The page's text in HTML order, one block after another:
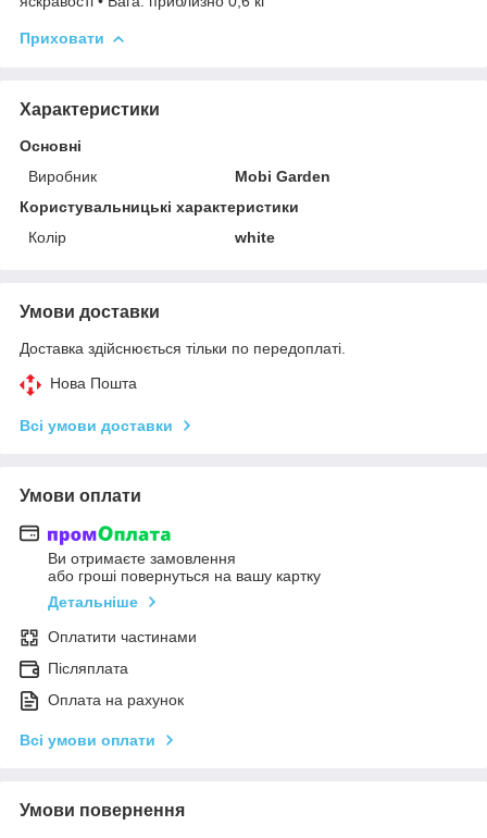
Приховати
Характеристики
Основні
Виробник
Mobi Garden
Користувальницькі характеристики
Колір
white
Умови доставки
Доставка здійснюється тільки по передоплаті.
Нова Пошта
Всі умови доставки
Умови оплати
Ви отримаєте замовлення
або гроші повернуться на вашу картку
Детальніше
Оплатити частинами
Післяплата
Оплата на рахунок
Всі умови оплати
Умови повернення